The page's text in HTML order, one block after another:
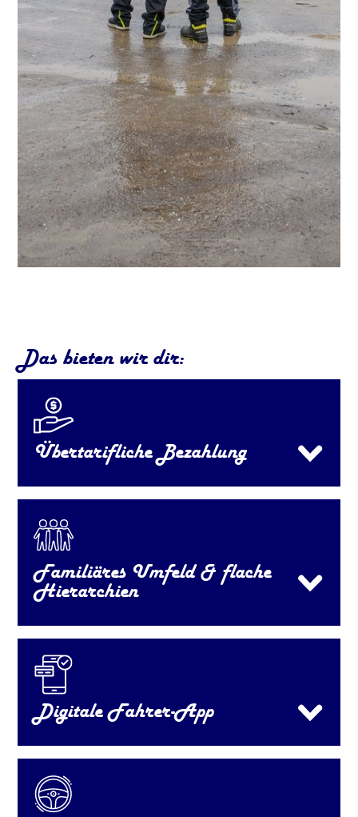
Das bieten wir dir:
Übertarifliche Bezahlung
Familiäres Umfeld & flache
Hierarchien
Digitale Fahrer-App